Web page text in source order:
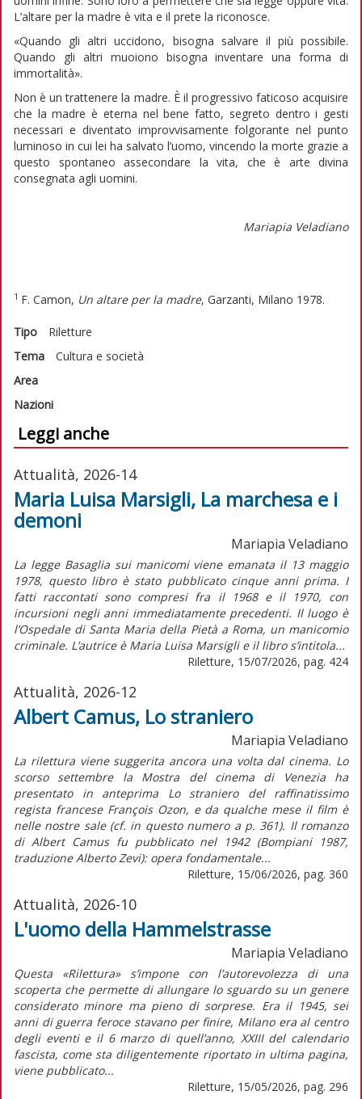
L’altare per la madre è vita e il prete la riconosce.
«Quando gli altri uccidono, bisogna salvare il più possibile.
Quando gli altri muoiono bisogna inventare una forma di
immortalità».
Non è un trattenere la madre. È il progressivo faticoso acquisire
che la madre è eterna nel bene fatto, segreto dentro i gesti
necessari e diventato improvvisamente folgorante nel punto
luminoso in cui lei ha salvato l’uomo, vincendo la morte grazie a
questo spontaneo assecondare la vita, che è arte divina
consegnata agli uomini.
Mariapia Veladiano
1 F. Camon, Un altare per la madre, Garzanti, Milano 1978.
Tipo
Riletture
Tema
Cultura e società
Area
Nazioni
Leggi anche
Attualità, 2026-14
Maria Luisa Marsigli, La marchesa e i
demoni
Mariapia Veladiano
La legge Basaglia sui manicomi viene emanata il 13 maggio
1978, questo libro è stato pubblicato cinque anni prima. I
fatti raccontati sono compresi fra il 1968 e il 1970, con
incursioni negli anni immediatamente precedenti. Il luogo è
l’Ospedale di Santa Maria della Pietà a Roma, un manicomio
criminale. L’autrice è Maria Luisa Marsigli e il libro s’intitola...
Riletture, 15/07/2026, pag. 424
Attualità, 2026-12
Albert Camus, Lo straniero
Mariapia Veladiano
La rilettura viene suggerita ancora una volta dal cinema. Lo
scorso settembre la Mostra del cinema di Venezia ha
presentato in anteprima Lo straniero del raffinatissimo
regista francese François Ozon, e da qualche mese il film è
nelle nostre sale (cf. in questo numero a p. 361). Il romanzo
di Albert Camus fu pubblicato nel 1942 (Bompiani 1987,
traduzione Alberto Zevi): opera fondamentale...
Riletture, 15/06/2026, pag. 360
Attualità, 2026-10
L'uomo della Hammelstrasse
Mariapia Veladiano
Questa «Rilettura» s’impone con l’autorevolezza di una
scoperta che permette di allungare lo sguardo su un genere
considerato minore ma pieno di sorprese. Era il 1945, sei
anni di guerra feroce stavano per finire, Milano era al centro
degli eventi e il 6 marzo di quell’anno, XXIII del calendario
fascista, come sta diligentemente riportato in ultima pagina,
viene pubblicato...
Riletture, 15/05/2026, pag. 296